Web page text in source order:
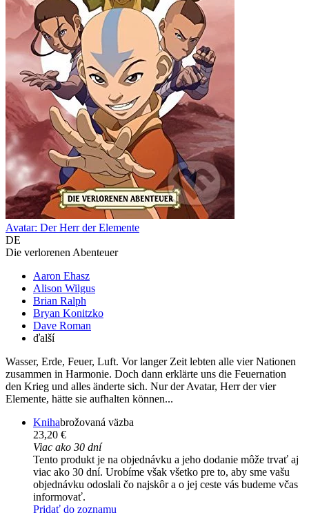
Avatar: Der Herr der Elemente
DE
Die verlorenen Abenteuer
Aaron Ehasz
Alison Wilgus
Brian Ralph
Bryan Konitzko
Dave Roman
ďalší
Wasser, Erde, Feuer, Luft. Vor langer Zeit lebten alle vier Nationen
zusammen in Harmonie. Doch dann erklärte uns die Feuernation
den Krieg und alles änderte sich. Nur der Avatar, Herr der vier
Elemente, hätte sie aufhalten können...
Knihabrožovaná väzba
23,20 €
Viac ako 30 dní
Tento produkt je na objednávku a jeho dodanie môže trvať aj
viac ako 30 dní. Urobíme však všetko pre to, aby sme vašu
objednávku odoslali čo najskôr a o jej ceste vás budeme včas
informovať.
Pridať do zoznamu